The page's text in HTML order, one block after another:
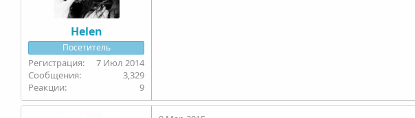
Helen
Посетитель
7 Июл 2014
3,329
9